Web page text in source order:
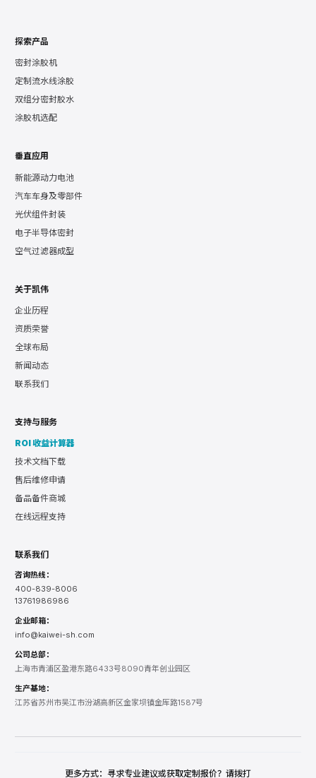
探索产品
密封涂胶机
定制流水线涂胶
双组分密封胶水
涂胶机选配
垂直应用
新能源动力电池
汽车车身及零部件
光伏组件封装
电子半导体密封
空气过滤器成型
关于凯伟
企业历程
资质荣誉
全球布局
新闻动态
联系我们
支持与服务
ROI 收益计算器
技术文档下载
售后维修申请
备品备件商城
在线远程支持
联系我们
咨询热线：
400-839-8006
13761986986
企业邮箱：
info@kaiwei-sh.com
公司总部：
上海市青浦区盈港东路6433号8090青年创业园区
生产基地：
江苏省苏州市吴江市汾湖高新区金家坝镇金厍路1587号
更多方式：寻求专业建议或获取定制报价？请拨打